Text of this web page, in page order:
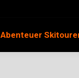
Abenteuer